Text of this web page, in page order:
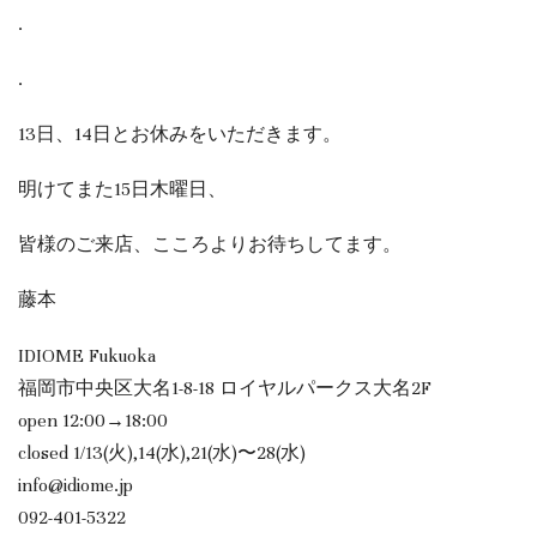
.
.
13日、14日とお休みをいただきます。
明けてまた15日木曜日、
皆様のご来店、こころよりお待ちしてます。
藤本
IDIOME Fukuoka
福岡市中央区大名1-8-18 ロイヤルパークス大名2F
open 12:00→18:00
closed 1/13(火),14(水),21(水)〜28(水)
info@idiome.jp
092-401-5322